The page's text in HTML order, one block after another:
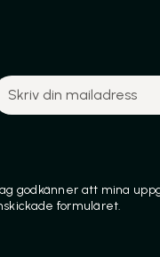
godkänner att mina
formuläret.